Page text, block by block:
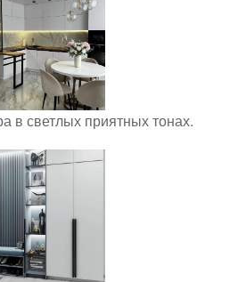
в светлых приятных тонах.